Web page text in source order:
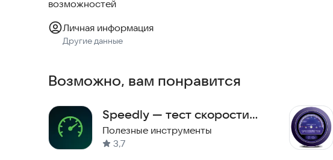
возможностей
Личная информация
Другие данные
Возможно, вам понравится
Speedly — тест скорости
интернета
Полезные инструменты
3,7